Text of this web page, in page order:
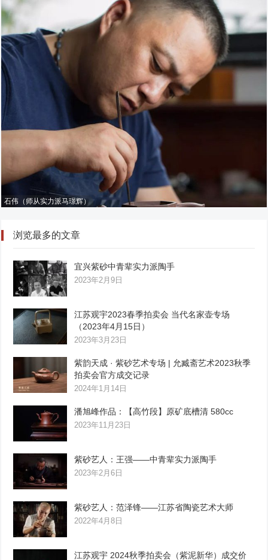
石伟（师从实力派马璟辉）
浏览最多的文章
宜兴紫砂中青辈实力派陶手
2023年2月9日
江苏观宇2023春季拍卖会 当代名家壶专场
（2023年4月15日）
2023年3月23日
紫韵天成 · 紫砂艺术专场 | 允臧斋艺术2023秋季
拍卖会官方成交记录
2024年1月14日
潘旭峰作品：【高竹段】原矿底槽清 580cc
2023年11月23日
紫砂艺人：王强——中青辈实力派陶手
2023年2月6日
紫砂艺人：范泽锋——江苏省陶瓷艺术大师
2022年4月8日
江苏观宇 2024秋季拍卖会（紫泥新华）成交价